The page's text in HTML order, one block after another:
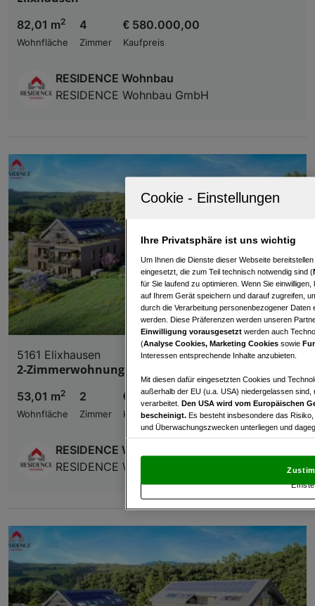
82,01 m2
Wohnfläche
4
Zimmer
€ 580.000,00
Kaufpreis
RESIDENCE Wohnbau
RESIDENCE Wohnbau GmbH
5161 Elixhausen
2-Zimmerwohnung mit Balkon in Elixhausen
53,01 m2
Wohnfläche
2
Zimmer
€ 389.000,00
Kaufpreis
RESIDENCE Wohnbau
RESIDENCE Wohnbau GmbH
Ihre Privatsphäre ist uns wichtig
Um Ihnen die Dienste dieser Webseite
eingesetzt, die zum Teil technisch notwendig sind (
für Sie laufend zu optimieren. Wenn Sie
auf Ihrem Gerät speichern und darauf zugreifen,
durch die Verarbeitung personenbezogener
werden. Diese Präferenzen werden unseren
Einwilligung vorausgesetzt werden auch
(Analyse Cookies, Marketing Cookies sowie
Interessen entsprechende Inhalte anzubieten.
Mit diesen dafür eingesetzten Cookies und
außerhalb der EU (u.a. USA) niedergelassen
verarbeitet. Den USA wird vom Europäischen
bescheinigt. Es besteht insbesondere das
und Überwachungszwecken unterliegen und
und Widerspruch gegen die Verarbeitung auf der
„Cookie Einstellungen“, die sich auf jeder Seite
Wir und unsere Partner verarbeiten
Verwendung genauer Standortdaten.
Zugriff auf Informationen auf einem Endgerät.
und der Performance von Inhalten,
Liste der Partner (Lieferanten)